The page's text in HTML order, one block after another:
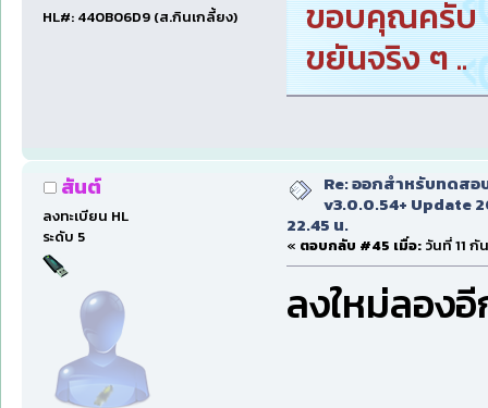
HL#: 440B06D9 (ส.กินเกลี้ยง)
ขอบคุณครับ
ขยันจริง ๆ ..
สันต์
ลงทะเบียน HL
ระดับ 5
Re: ออกสำหรับทดสอ
v3.0.0.54+ Update
22.45 น.
« ตอบกลับ #45 เมื่อ: วันที่ 11 กั
ลงใหม่ลอง